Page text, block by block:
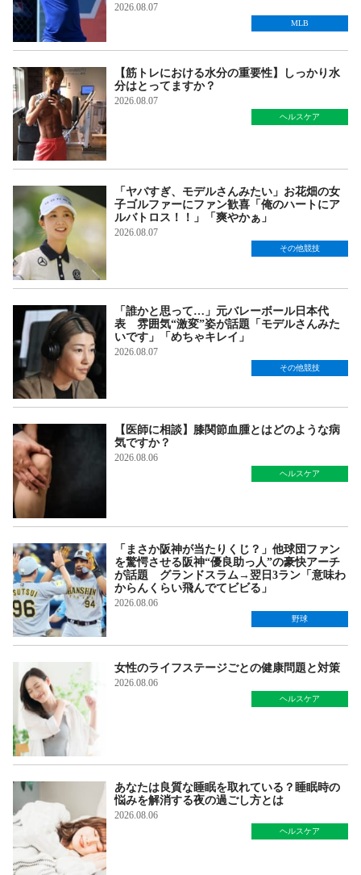
2026.08.07
MLB
【筋トレにおける水分の重要性】しっかり水
分はとってますか？
2026.08.07
ヘルスケア
「ヤバすぎ、モデルさんみたい」お花畑の女
子ゴルファーにファン歓喜「俺のハートにア
ルバトロス！！」「爽やかぁ」
2026.08.07
その他競技
「誰かと思って…」元バレーボール日本代
表 雰囲気“激変”姿が話題「モデルさんみた
いです」「めちゃキレイ」
2026.08.07
その他競技
【医師に相談】膝関節血腫とはどのような病
気ですか？
2026.08.06
ヘルスケア
「まさか阪神が当たりくじ？」他球団ファン
を驚愕させる阪神“優良助っ人”の豪快アーチ
が話題 グランドスラム→翌日3ラン「意味わ
からんくらい飛んでてビビる」
2026.08.06
野球
女性のライフステージごとの健康問題と対策
2026.08.06
ヘルスケア
あなたは良質な睡眠を取れている？睡眠時の
悩みを解消する夜の過ごし方とは
2026.08.06
ヘルスケア